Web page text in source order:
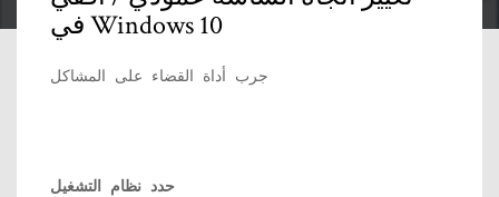
في Windows 10
جرب أداة القضاء على المشاكل
حدد نظام التشغيل